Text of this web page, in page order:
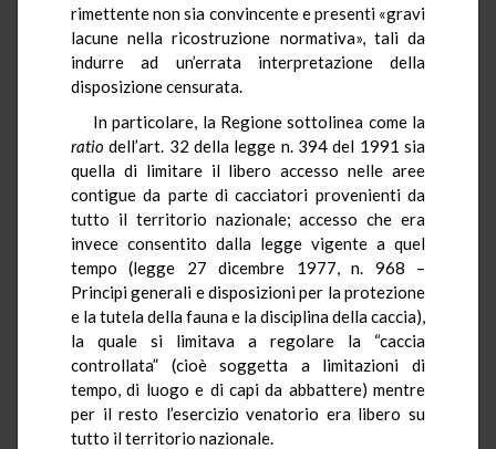
rimettente non sia convincente e presenti «gravi
lacune nella ricostruzione normativa», tali da
indurre ad un’errata interpretazione della
disposizione censurata.
In particolare, la Regione sottolinea come la
ratio dell’art. 32 della legge n. 394 del 1991 sia
quella di limitare il libero accesso nelle aree
contigue da parte di cacciatori provenienti da
tutto il territorio nazionale; accesso che era
invece consentito dalla legge vigente a quel
tempo (legge 27 dicembre 1977, n. 968 –
Principi generali e disposizioni per la protezione
e la tutela della fauna e la disciplina della caccia),
la quale si limitava a regolare la “caccia
controllata” (cioè soggetta a limitazioni di
tempo, di luogo e di capi da abbattere) mentre
per il resto l’esercizio venatorio era libero su
tutto il territorio nazionale.